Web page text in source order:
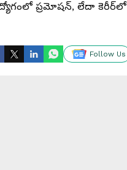
ప్రమోషన్, లేదా కెరీర్‌లో
Follow Us